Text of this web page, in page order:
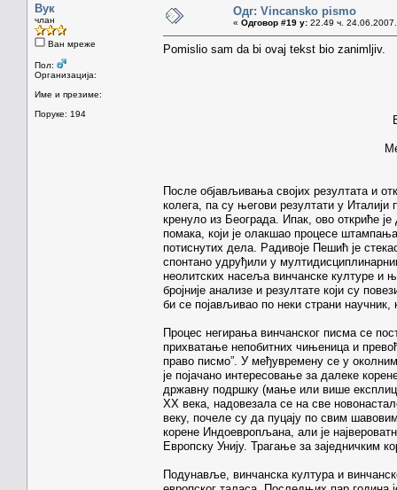
Вук
члан
Ван мреже
Пол:
Организација:
Име и презиме:
Поруке: 194
Одг: Vincansko pismo
« Одговор #19 у: 22.49 ч.
Pomislio sam da bi ovaj tekst bio zanimljiv.
После објављивања својих резултата и
колега, па су његови резултати у Италији
кренуло из Београда. Ипак, ово откриће
помака, који је олакшао процесе
потиснутих дела. Радивоје Пешић је
спонтано удруђили у
неолитских насеља винчанске културе и
бројније анализе и резултате који су
би се појављивао по неки страни научник,
Процес негирања винчанског писма се
прихватање непобитних чињеница и
право писмо”. У међувремену се у
је појачано интересовање за далеке
државну подршку (мање или више
XX века, надовезала се на све
веку, почеле су да пуцају по свим
корене Индоевропљана, али је
Европску Унију. Трагање за заједничким
Подунавље, винчанска култура и